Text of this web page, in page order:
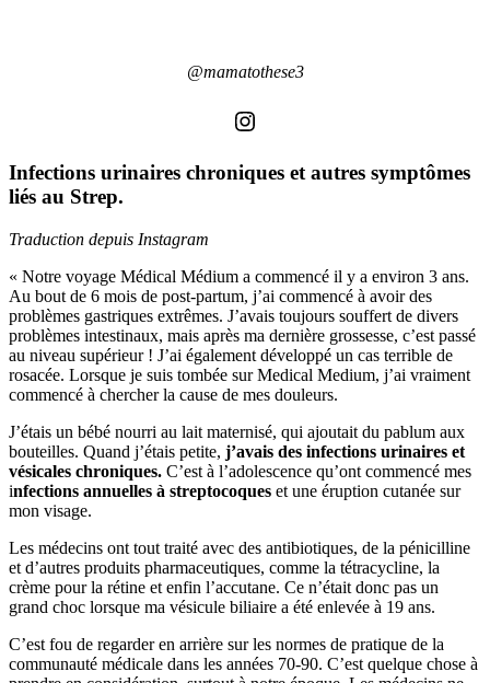
@mamatothese3
Instagram
Infections urinaires chroniques et autres symptômes
liés au Strep.
Traduction depuis Instagram
« Notre voyage Médical Médium a commencé il y a environ 3 ans.
Au bout de 6 mois de post-partum, j’ai commencé à avoir des
problèmes gastriques extrêmes. J’avais toujours souffert de divers
problèmes intestinaux, mais après ma dernière grossesse, c’est passé
au niveau supérieur ! J’ai également développé un cas terrible de
rosacée. Lorsque je suis tombée sur Medical Medium, j’ai vraiment
commencé à chercher la cause de mes douleurs.
J’étais un bébé nourri au lait maternisé, qui ajoutait du pablum aux
bouteilles. Quand j’étais petite, j’avais des infections urinaires et
vésicales chroniques. C’est à l’adolescence qu’ont commencé mes
infections annuelles à streptocoques et une éruption cutanée sur
mon visage.
Les médecins ont tout traité avec des antibiotiques, de la pénicilline
et d’autres produits pharmaceutiques, comme la tétracycline, la
crème pour la rétine et enfin l’accutane. Ce n’était donc pas un
grand choc lorsque ma vésicule biliaire a été enlevée à 19 ans.
C’est fou de regarder en arrière sur les normes de pratique de la
communauté médicale dans les années 70-90. C’est quelque chose à